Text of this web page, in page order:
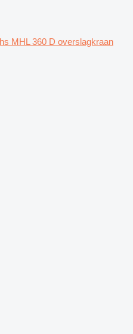
MHL 360 D overslagkraan